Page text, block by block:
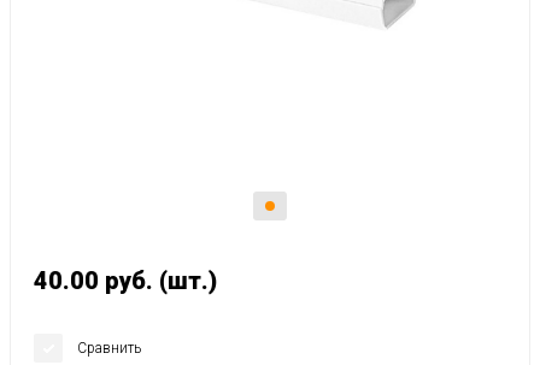
40.00 руб. (шт.)
Сравнить